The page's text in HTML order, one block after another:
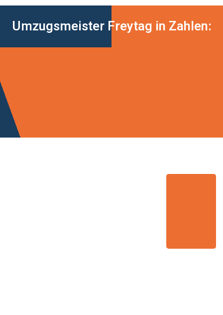
Umzugsmeister Freytag in Zahlen: